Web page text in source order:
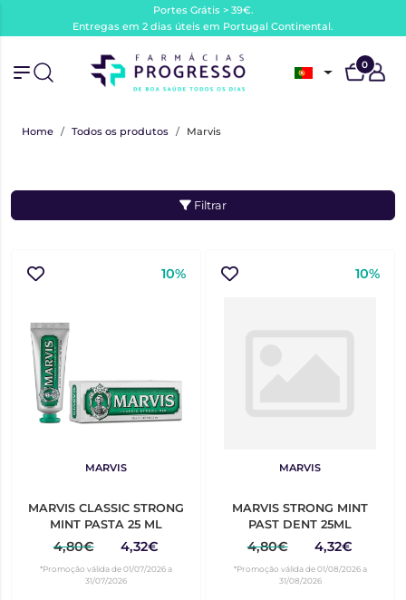
Portes Grátis > 39€.
Entregas em 2 dias úteis em Portugal Continental.
0
Home Todos os produtos Marvis
Filtrar
10%
MARVIS
MARVIS CLASSIC STRONG
MINT PASTA 25 ML
4,80€ 4,32€
*Promoção válida de 01/07/2026 a
31/07/2026
10%
MARVIS
MARVIS STRONG MINT
PAST DENT 25ML
4,80€ 4,32€
*Promoção válida de 01/08/2026 a
31/08/2026